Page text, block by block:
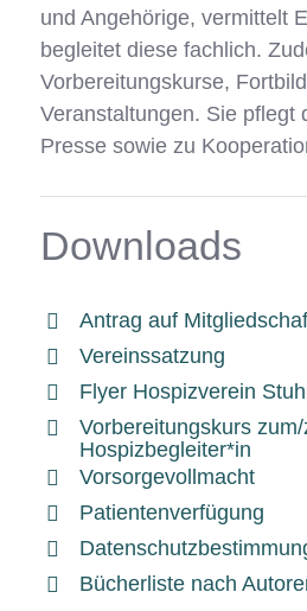
und Angehörige, vermittelt
begleitet diese fachlich.
Vorbereitungskurse,
Veranstaltungen. Sie pflegt
Presse sowie zu
Downloads
Antrag auf
Vereinssatzung
Flyer Hospizverein
Vorbereitungskurs
Hospizbegleiter*in
Vorsorgevollmacht
Patientenverfügung
Bücherliste nach